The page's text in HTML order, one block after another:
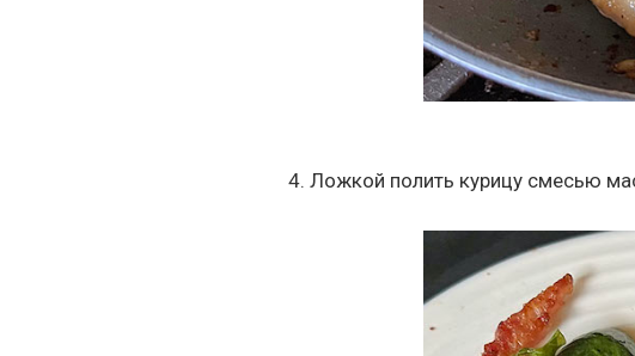
4. Ложкой полить курицу смесью